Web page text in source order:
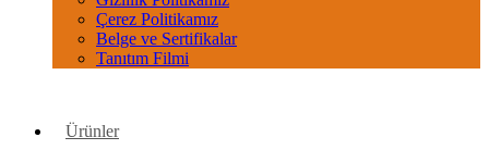
Çerez Politikamız
Belge ve Sertifikalar
Tanıtım Filmi
Ürünler